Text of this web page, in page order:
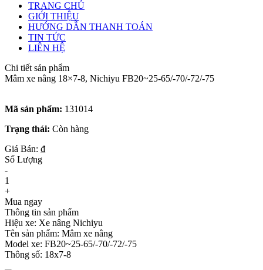
TRANG CHỦ
GIỚI THIỆU
HƯỚNG DẪN THANH TOÁN
TIN TỨC
LIÊN HỆ
Chi tiết sản phẩm
Mâm xe nâng 18×7-8, Nichiyu FB20~25-65/-70/-72/-75
Mã sản phẩm: 131014
Trạng thái: Còn hàng
Giá Bán: ₫
Số Lượng
-
1
+
Mua ngay
Thông tin sản phẩm
Hiệu xe: Xe nâng Nichiyu
Tên sản phẩm: Mâm xe nâng
Model xe: FB20~25-65/-70/-72/-75
Thông số: 18x7-8